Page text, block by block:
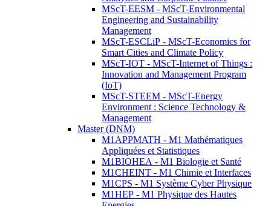
MScT-EESM - MScT-Environmental
Engineering and Sustainability
Management
MScT-ESCLiP - MScT-Economics for
Smart Cities and Climate Policy
MScT-IOT - MScT-Internet of Things :
Innovation and Management Program
(IoT)
MScT-STEEM - MScT-Energy
Environment : Science Technology &
Management
Master (DNM)
M1APPMATH - M1 Mathématiques
Appliquées et Statistiques
M1BIOHEA - M1 Biologie et Santé
M1CHEINT - M1 Chimie et Interfaces
M1CPS - M1 Système Cyber Physique
M1HEP - M1 Physique des Hautes